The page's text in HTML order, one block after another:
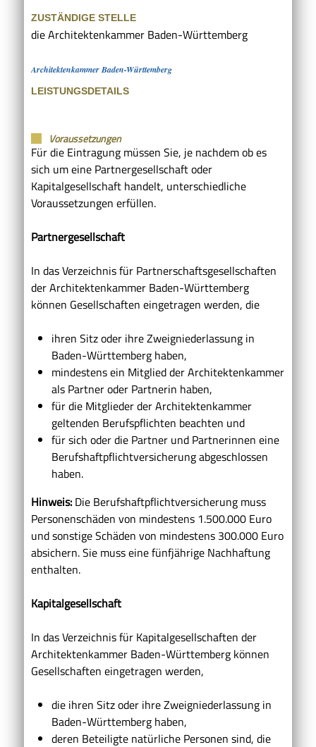
ZUSTÄNDIGE STELLE
die Architektenkammer Baden-Württemberg
Architektenkammer Baden-Württemberg
LEISTUNGSDETAILS
Voraussetzungen
Für die Eintragung müssen Sie, je nachdem ob es
sich um eine Partnergesellschaft oder
Kapitalgesellschaft handelt, unterschiedliche
Voraussetzungen erfüllen.
Partnergesellschaft
In das Verzeichnis für Partnerschaftsgesellschaften
der Architektenkammer Baden-Württemberg
können Gesellschaften eingetragen werden, die
ihren Sitz oder ihre Zweigniederlassung in
Baden-Württemberg haben,
mindestens ein Mitglied der Architektenkammer
als Partner oder Partnerin haben,
für die Mitglieder der Architektenkammer
geltenden Berufspflichten beachten und
für sich oder die Partner und Partnerinnen eine
Berufshaftpflichtversicherung abgeschlossen
haben.
Hinweis: Die Berufshaftpflichtversicherung muss
Personenschäden von mindestens 1.500.000 Euro
und sonstige Schäden von mindestens 300.000 Euro
absichern. Sie muss eine fünfjährige Nachhaftung
enthalten.
Kapitalgesellschaft
In das Verzeichnis für Kapitalgesellschaften der
Architektenkammer Baden-Württemberg können
Gesellschaften eingetragen werden,
die ihren Sitz oder ihre Zweigniederlassung in
Baden-Württemberg haben,
deren Beteiligte natürliche Personen sind, die